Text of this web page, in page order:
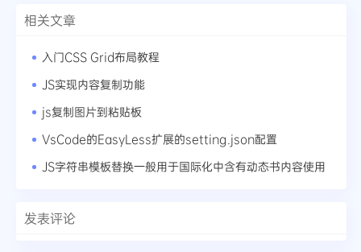
相关文章
入门CSS Grid布局教程
JS实现内容复制功能
js复制图片到粘贴板
VsCode的EasyLess扩展的setting.json配置
JS字符串模板替换一般用于国际化中含有动态书内容使用
发表评论